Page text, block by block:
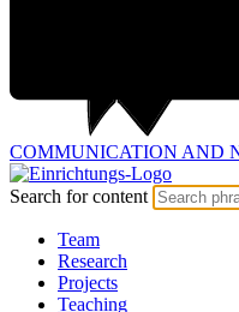
COMMUNICATION AND
Search for content
Team
Research
Projects
Teaching